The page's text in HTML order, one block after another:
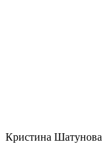
Кристина Шатунова